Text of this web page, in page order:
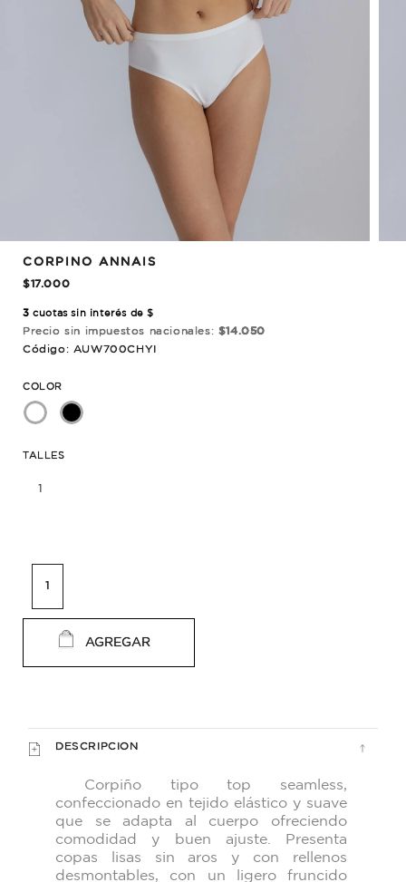
CORPINO ANNAIS
$17.000
3 cuotas sin interés de $
Precio sin impuestos nacionales: $14.050
Código: AUW700CHYI
COLOR
TALLES
1
AGREGAR
DESCRIPCION
Corpiño tipo top seamless,
confeccionado en tejido elástico y suave
que se adapta al cuerpo ofreciendo
comodidad y buen ajuste. Presenta
copas lisas sin aros y con rellenos
desmontables, con un ligero fruncido